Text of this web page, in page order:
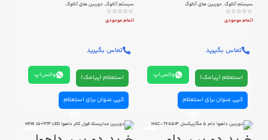
سیستم آنالوگ, دوربین های آنالوگ
اتمام موحودی
تماس بگیرید
استعلام (پیامک) واتس‌اپ
کپی عنوان برای استعلام
سیستم آنالوگ, دوربین های آنالوگ
اتمام موحودی
تماس بگیرید
استعلام (پیامک) واتس‌اپ
کپی عنوان برای استعلام